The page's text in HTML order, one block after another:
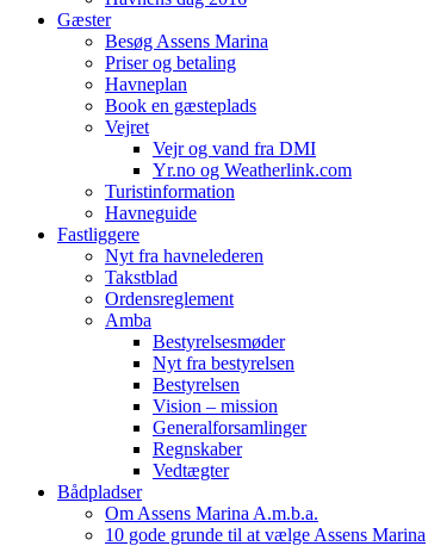
Gæster
Besøg Assens Marina
Priser og betaling
Havneplan
Book en gæsteplads
Vejret
Vejr og vand fra DMI
Yr.no og Weatherlink.com
Turistinformation
Havneguide
Fastliggere
Nyt fra havnelederen
Takstblad
Ordensreglement
Amba
Bestyrelsesmøder
Nyt fra bestyrelsen
Bestyrelsen
Vision – mission
Generalforsamlinger
Regnskaber
Vedtægter
Bådpladser
Om Assens Marina A.m.b.a.
10 gode grunde til at vælge Assens Marina